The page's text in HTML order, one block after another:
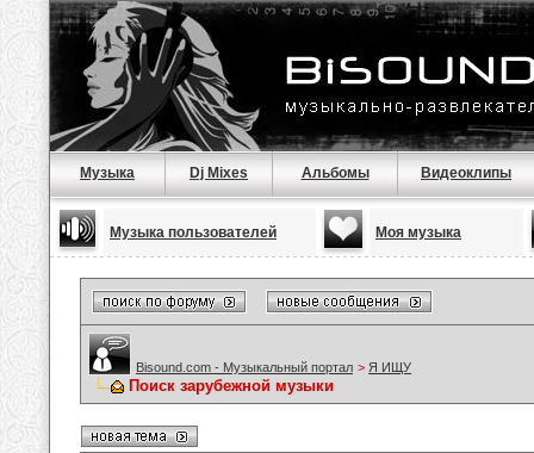
Музыка Dj Mixes Альбомы Видеоклипы
Музыка пользователей Моя музыка
Bisound.com - Музыкальный портал > Я ИЩУ
Поиск зарубежной музыки